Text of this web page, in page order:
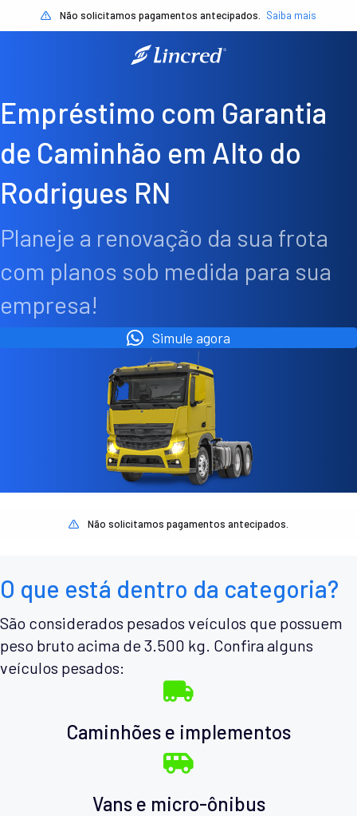
Não solicitamos pagamentos antecipados. Saiba mais
Empréstimo com Garantia
de Caminhão em Alto do
Rodrigues RN
Planeje a renovação da sua frota
com planos sob medida para sua
empresa!
Simule agora
Não solicitamos pagamentos antecipados.
O que está dentro da categoria?
São considerados pesados veículos que possuem
peso bruto acima de 3.500 kg. Confira alguns
veículos pesados:
Caminhões e implementos
Vans e micro-ônibus